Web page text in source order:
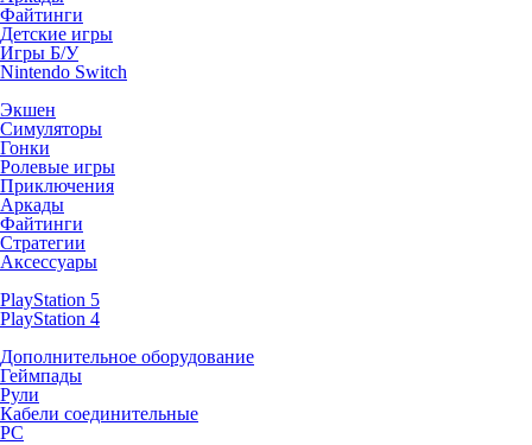
Файтинги
Детские игры
Игры Б/У
Nintendo Switch
Экшен
Симуляторы
Гонки
Ролевые игры
Приключения
Аркады
Файтинги
Стратегии
Аксессуары
PlayStation 5
PlayStation 4
Дополнительное оборудование
Геймпады
Рули
Кабели соединительные
PC